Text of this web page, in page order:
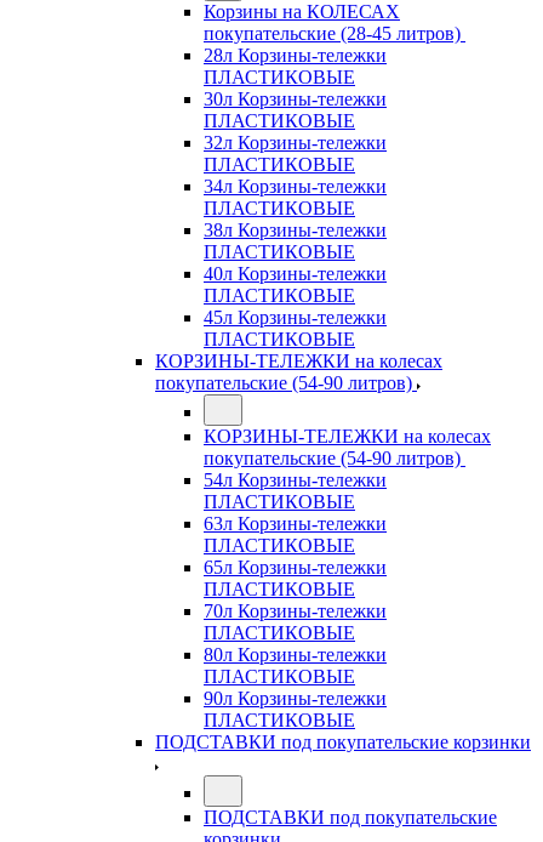
Корзины на КОЛЕСАХ
покупательские (28-45 литров)
28л Корзины-тележки
ПЛАСТИКОВЫЕ
30л Корзины-тележки
ПЛАСТИКОВЫЕ
32л Корзины-тележки
ПЛАСТИКОВЫЕ
34л Корзины-тележки
ПЛАСТИКОВЫЕ
38л Корзины-тележки
ПЛАСТИКОВЫЕ
40л Корзины-тележки
ПЛАСТИКОВЫЕ
45л Корзины-тележки
ПЛАСТИКОВЫЕ
КОРЗИНЫ-ТЕЛЕЖКИ на колесах
покупательские (54-90 литров)
КОРЗИНЫ-ТЕЛЕЖКИ на колесах
покупательские (54-90 литров)
54л Корзины-тележки
ПЛАСТИКОВЫЕ
63л Корзины-тележки
ПЛАСТИКОВЫЕ
65л Корзины-тележки
ПЛАСТИКОВЫЕ
70л Корзины-тележки
ПЛАСТИКОВЫЕ
80л Корзины-тележки
ПЛАСТИКОВЫЕ
90л Корзины-тележки
ПЛАСТИКОВЫЕ
ПОДСТАВКИ под покупательские корзинки
ПОДСТАВКИ под покупательские